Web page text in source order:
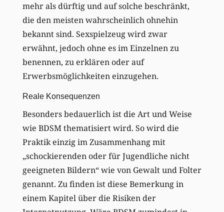
mehr als dürftig und auf solche beschränkt,
die den meisten wahrscheinlich ohnehin
bekannt sind. Sexspielzeug wird zwar
erwähnt, jedoch ohne es im Einzelnen zu
benennen, zu erklären oder auf
Erwerbsmöglichkeiten einzugehen.
Reale Konsequenzen
Besonders bedauerlich ist die Art und Weise
wie BDSM thematisiert wird. So wird die
Praktik einzig im Zusammenhang mit
„schockierenden oder für Jugendliche nicht
geeigneten Bildern“ wie von Gewalt und Folter
genannt. Zu finden ist diese Bemerkung in
einem Kapitel über die Risiken der